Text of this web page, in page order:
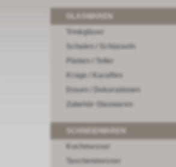
Trinkgläser
Schalen / Schüsseln
Platten / Teller
Krüge / Karaffen
Dosen / Dekorationen
Zubehör Glaswaren
Kochmesser
Taschenmesser